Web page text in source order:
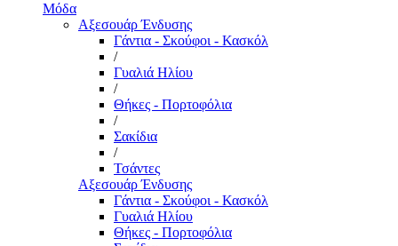
Μόδα
Αξεσουάρ Ένδυσης
Γάντια - Σκούφοι - Κασκόλ
/
Γυαλιά Ηλίου
/
Θήκες - Πορτοφόλια
/
Σακίδια
/
Τσάντες
Αξεσουάρ Ένδυσης
Γάντια - Σκούφοι - Κασκόλ
Γυαλιά Ηλίου
Θήκες - Πορτοφόλια